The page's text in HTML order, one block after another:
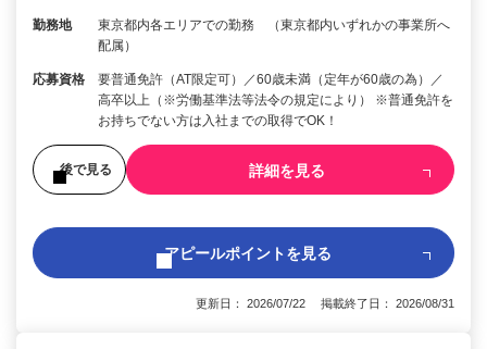
勤務地
東京都内各エリアでの勤務 （東京都内いずれかの事業所へ
配属）
応募資格
要普通免許（AT限定可）／60歳未満（定年が60歳の為）／
高卒以上（※労働基準法等法令の規定により） ※普通免許を
お持ちでない方は入社までの取得でOK！
後で見る 詳細を見る
アピールポイントを見る
更新日： 2026/07/22 掲載終了日： 2026/08/31